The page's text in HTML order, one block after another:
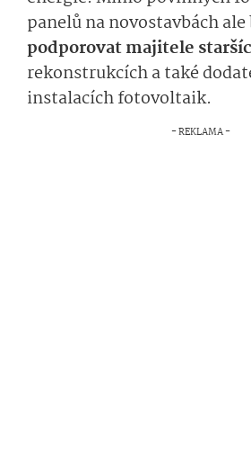
panelů na novostavbách
podporovat majitele
rekonstrukcích a také
instalacích fotovoltaik.